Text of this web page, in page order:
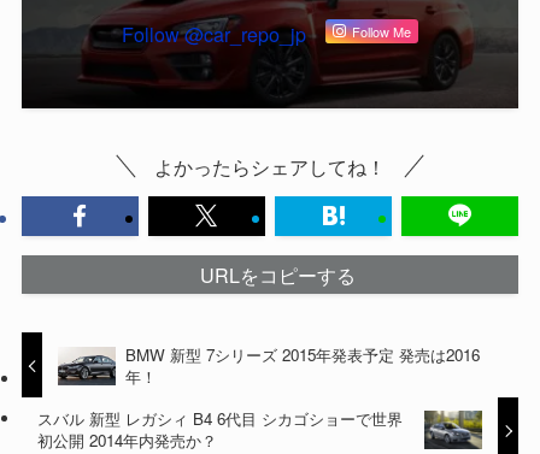
Follow @car_repo_jp Follow Me
よかったらシェアしてね！
URLをコピーする
BMW 新型 7シリーズ 2015年発表予定 発売は2016
年！
スバル 新型 レガシィ B4 6代目 シカゴショーで世界
初公開 2014年内発売か？